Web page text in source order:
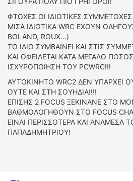
ΦΤΩΧΕΣ ΟΙ ΙΔΙΩΤΙΚΕΣ
ΜΙΣΑ ΙΔΙΩΤΙΚΑ WRC ΕΧΟΥΝ
BOLAND, ROUX...)
TO ΙΔΙΟ ΣΥΜΒΑΙΝΕΙ ΚΑΙ ΣΤΙΣ
ΚΑΙ ΟΦΕΙΛΕΤΑΙ ΚΑΤΑ ΜΕΓΑΛΟ
ΙΣΧΥΡΟΠΟΙΗΣΗ ΤΟΥ PCWRC!!!
AYTOKINHTO WRC2 ΔΕΝ
ΟΥΤΕ ΚΑΙ ΣΤΗ ΣΟΥΗΔΙΑ!!!!
ΕΠΙΣΗΣ 2 FOCUS ΞΕΚΙΝΑΝΕ ΣΤΟ
ΒΑΘΜΟΛΟΓΗΘΟΥΝ ΣΤΟ FOCUS
ΕΙΝΑΙ ΠΕΡΙΣΣΟΤΕΡΑ ΚΑΙ ΑΝΑΜΕΣΑ
ΠΑΠΑΔΗΜΗΤΡΙΟΥ!